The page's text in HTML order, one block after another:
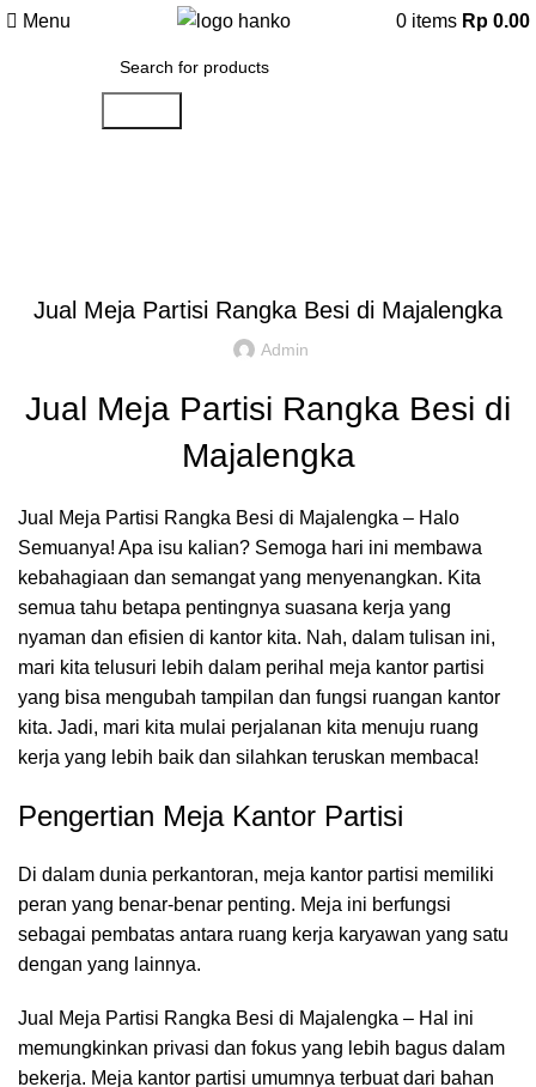
Menu 0 items Rp 0.00
Jual Meja Partisi Rangka Besi di Majalengka
Admin
Jual Meja Partisi Rangka Besi di
Majalengka
Jual Meja Partisi Rangka Besi di Majalengka – Halo
Semuanya! Apa isu kalian? Semoga hari ini membawa
kebahagiaan dan semangat yang menyenangkan. Kita
semua tahu betapa pentingnya suasana kerja yang
nyaman dan efisien di kantor kita. Nah, dalam tulisan ini,
mari kita telusuri lebih dalam perihal meja kantor partisi
yang bisa mengubah tampilan dan fungsi ruangan kantor
kita. Jadi, mari kita mulai perjalanan kita menuju ruang
kerja yang lebih baik dan silahkan teruskan membaca!
Pengertian Meja Kantor Partisi
Di dalam dunia perkantoran, meja kantor partisi memiliki
peran yang benar-benar penting. Meja ini berfungsi
sebagai pembatas antara ruang kerja karyawan yang satu
dengan yang lainnya.
Jual Meja Partisi Rangka Besi di Majalengka – Hal ini
memungkinkan privasi dan fokus yang lebih bagus dalam
bekerja. Meja kantor partisi umumnya terbuat dari bahan